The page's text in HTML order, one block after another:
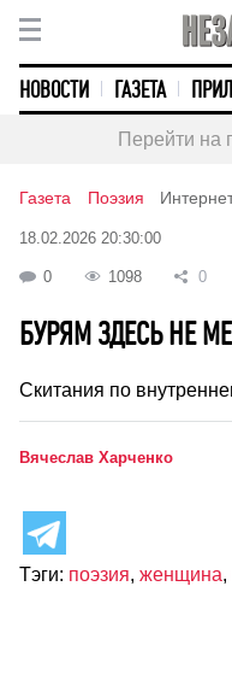
НОВОСТИ ГАЗЕТА
Перейти на
Газета Поэзия
18.02.2026 20:30:00
0 1098 0
БУРЯМ ЗДЕСЬ НЕ
Скитания по
Вячеслав Харченко
Тэги: поэзия, женщина,